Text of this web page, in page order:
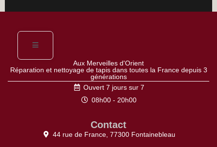
Aux Merveilles d'Orient
Réparation et nettoyage de tapis dans toutes la France depuis 3
générations
Ouvert 7 jours sur 7
08h00 - 20h00
Contact
44 rue de France, 77300 Fontainebleau